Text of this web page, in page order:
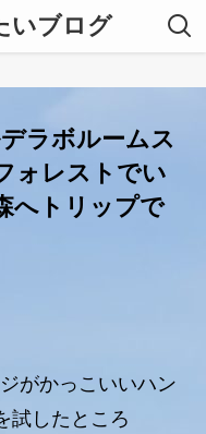
いブログ
ラボルームス
ォレストでい
へトリップで
がかっこいいハン
試したところ